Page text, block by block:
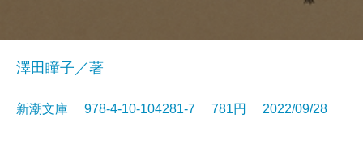
澤田瞳子／著
新潮文庫 978-4-10-104281-7 781円 2022/09/28